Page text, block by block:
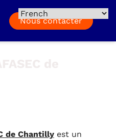
Nous contacter
de Chantillyest un